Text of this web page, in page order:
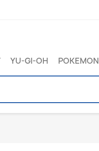
YU-GI-OH POKEMON